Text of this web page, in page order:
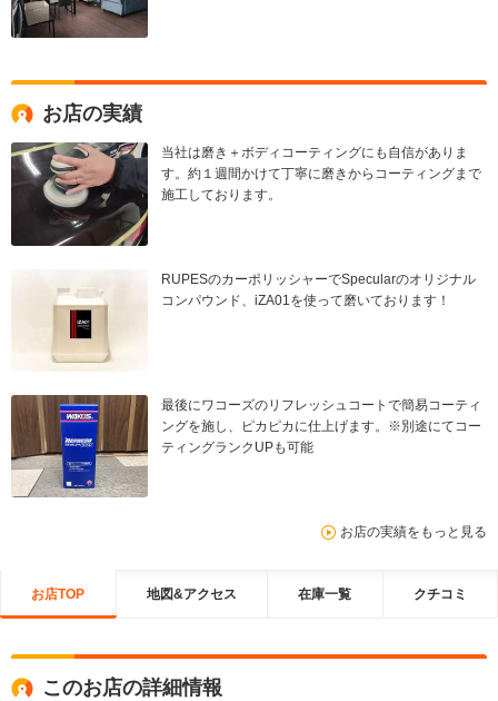
お店の実績
当社は磨き＋ボディコーティングにも自信がありま
す。約１週間かけて丁寧に磨きからコーティングまで
施工しております。
RUPESのカーポリッシャーでSpecularのオリジナル
コンパウンド、iZA01を使って磨いております！
最後にワコーズのリフレッシュコートで簡易コーティ
ングを施し、ピカピカに仕上げます。※別途にてコー
ティングランクUPも可能
お店の実績をもっと見る
お店TOP 地図&アクセス 在庫一覧 クチコミ
このお店の詳細情報